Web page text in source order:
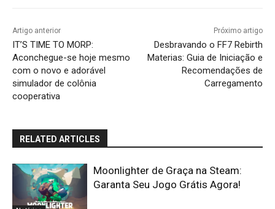
Artigo anterior
IT’S TIME TO MORP:
Aconchegue-se hoje mesmo
com o novo e adorável
simulador de colônia
cooperativa
Próximo artigo
Desbravando o FF7 Rebirth
Materias: Guia de Iniciação e
Recomendações de
Carregamento
RELATED ARTICLES
Moonlighter de Graça na Steam:
Garanta Seu Jogo Grátis Agora!